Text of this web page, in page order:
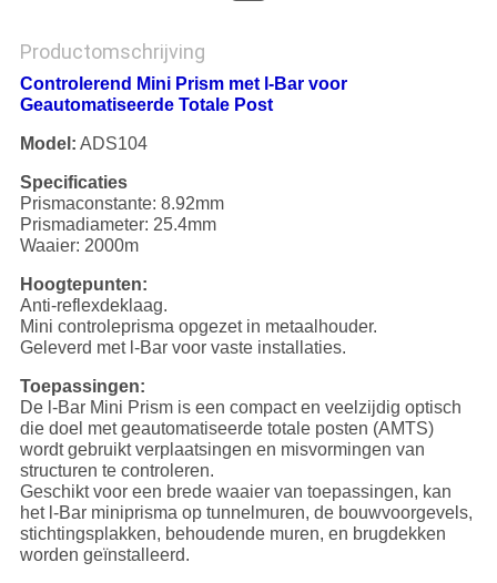
Productomschrijving
Controlerend Mini Prism met l-Bar voor
Geautomatiseerde Totale Post
Model: ADS104
Specificaties
Prismaconstante: 8.92mm
Prismadiameter: 25.4mm
Waaier: 2000m
Hoogtepunten:
Anti-reflexdeklaag.
Mini controleprisma opgezet in metaalhouder.
Geleverd met l-Bar voor vaste installaties.
Toepassingen:
De l-Bar Mini Prism is een compact en veelzijdig optisch
die doel met geautomatiseerde totale posten (AMTS)
wordt gebruikt verplaatsingen en misvormingen van
structuren te controleren.
Geschikt voor een brede waaier van toepassingen, kan
het l-Bar miniprisma op tunnelmuren, de bouwvoorgevels,
stichtingsplakken, behoudende muren, en brugdekken
worden geïnstalleerd.